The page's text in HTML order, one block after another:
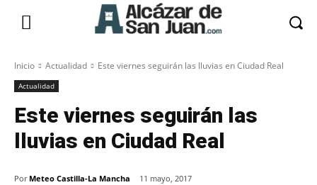
Inicio Actualidad Este viernes seguirán las lluvias en Ciudad Real
Actualidad
Este viernes seguirán las
lluvias en Ciudad Real
Por Meteo Castilla-La Mancha 11 mayo, 2017